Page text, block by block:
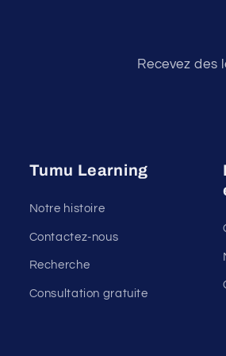
Recevez
Tumu Learning
Notre histoire
Contactez-nous
Recherche
Consultation gratuite